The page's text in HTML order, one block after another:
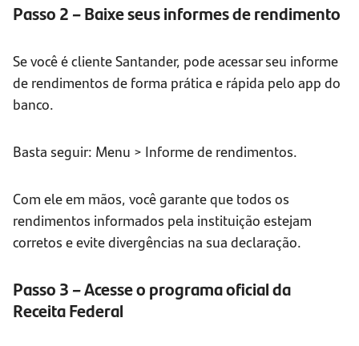
Passo 2 – Baixe seus informes de rendimento
Se você é cliente Santander, pode acessar seu informe
de rendimentos de forma prática e rápida pelo app do
banco.
Basta seguir: Menu > Informe de rendimentos.
Com ele em mãos, você garante que todos os
rendimentos informados pela instituição estejam
corretos e evite divergências na sua declaração.
Passo 3 – Acesse o programa oficial da
Receita Federal